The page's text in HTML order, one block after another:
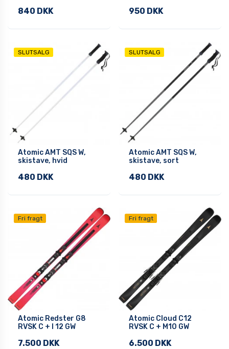
840 DKK 950 DKK
SLUTSALG
Atomic AMT SQS W,
skistave, hvid
480 DKK
SLUTSALG
Atomic AMT SQS W,
skistave, sort
480 DKK
Fri fragt
Atomic Redster G8
RVSK C + I 12 GW
7.500 DKK
Fri fragt
Atomic Cloud C12
RVSK C + M10 GW
6.500 DKK